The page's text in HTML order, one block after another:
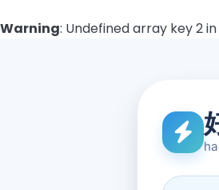
Warning: Undefined array key 2 in